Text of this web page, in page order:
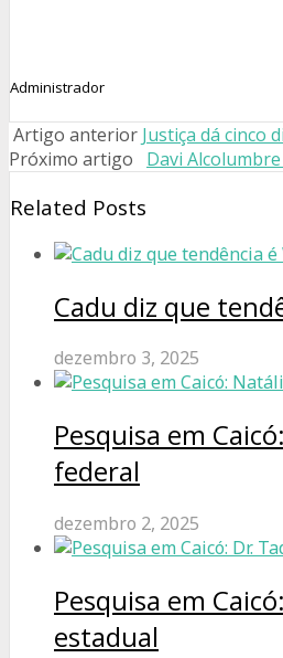
Administrador
Artigo anterior Justiça dá cinco
Próximo artigo
Davi
Related Posts
Cadu diz que
dezembro 3, 2025
Pesquisa em
federal
dezembro 2, 2025
Pesquisa em
estadual